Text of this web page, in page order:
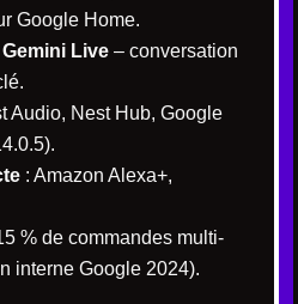
Google Home.
Live – conversation
Audio, Nest Hub, Google
: Amazon Alexa+,
% de commandes multi-
interne Google 2024).